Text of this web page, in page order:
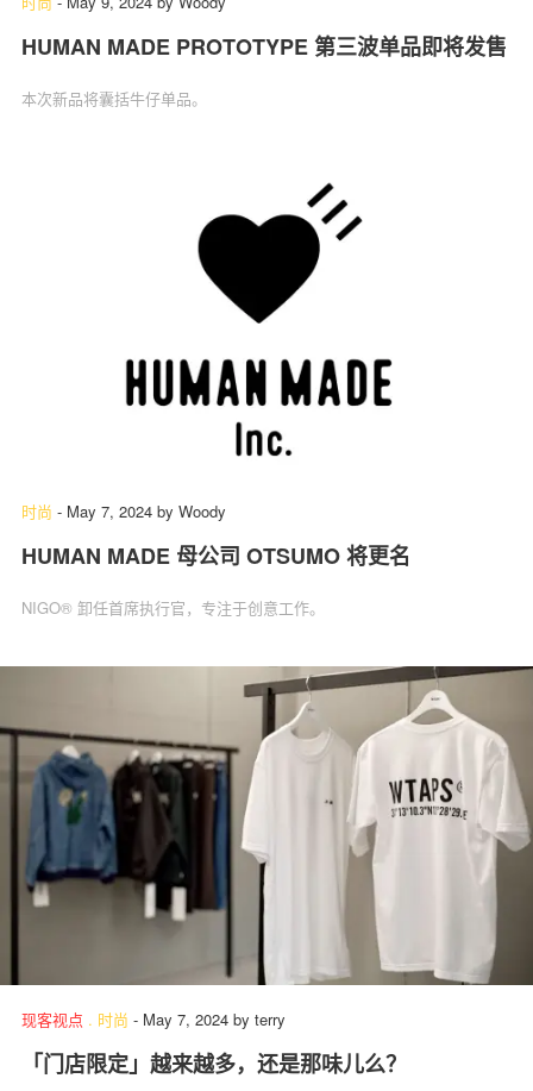
HUMAN MADE PROTOTYPE 第三波单品即将发售
本次新品将囊括牛仔单品。
时尚 - May 7, 2024 by Woody
HUMAN MADE 母公司 OTSUMO 将更名
NIGO®︎ 卸任首席执行官，专注于创意工作。
现客视点 . 时尚 - May 7, 2024 by terry
「门店限定」越来越多，还是那味儿么？